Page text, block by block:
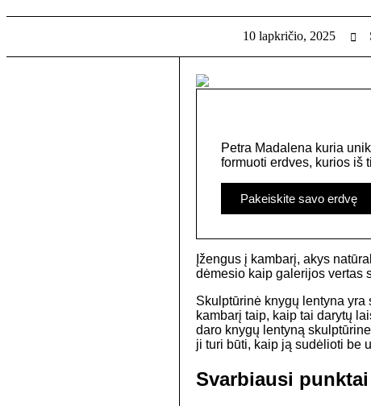
10 lapkričio, 2025
Petra Madalena kuria
formuoti erdves, kurios iš
Pakeiskite savo erdvę
Įžengus į kambarį, akys
dėmesio kaip galerijos vertas
Skulptūrinė knygų lentyna
kambarį taip, kaip tai darytų
daro knygų lentyną
ji turi būti, kaip ją sudėlioti be
Svarbiausi punktai